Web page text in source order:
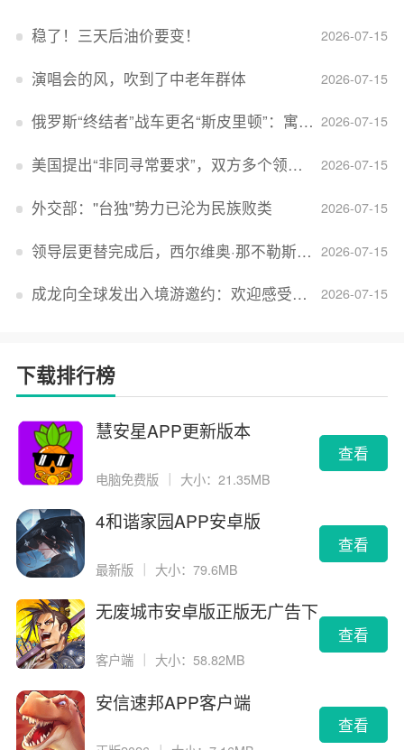
2026-07-15
稳了！三天后油价要变！
2026-07-15
演唱会的风，吹到了中老年群体
2026-07-15
俄罗斯“终结者”战车更名“斯皮里顿”：寓意强大可靠，彰显俄精神力量
2026-07-15
美国提出“非同寻常要求”，双方多个领域分歧依旧，印美贸易谈判进入“关键阶段”
2026-07-15
外交部：''台独''势力已沦为民族败类
2026-07-15
领导层更替完成后，西尔维奥·那不勒斯出任Lucid首席执行官
2026-07-15
成龙向全球发出入境游邀约：欢迎感受无滤镜的真实中国
下载排行榜
慧安星APP更新版本
电脑免费版 ｜ 大小：21.35MB
查看
4和谐家园APP安卓版
最新版 大小：79.6MB
查看
无废城市安卓版正版无广告下
客户端 大小：58.82MB
查看
安信速邦APP客户端
查看